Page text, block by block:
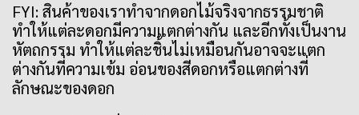
FYI: สินค้าของเราทำจากดอกไม้จริงจากธรรมชาติ
ทำให้แต่ละดอกมีความแตกต่างกัน และอีกทั้งเป็นงาน
หัตถกรรม ทำให้แต่ละชิ้นไม่เหมือนกันอาจจะแตก
ต่างกันที่ความเข้ม อ่อนของสีดอกหรือแตกต่างที่
ลักษณะของดอก